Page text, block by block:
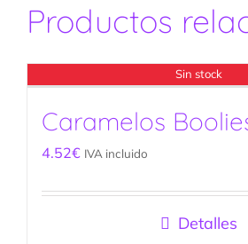
Productos
Sin stock
Caramelos
4.52€ IVA incluido
Detalles